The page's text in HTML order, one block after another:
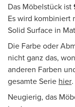
Das Möbelstück ist
Es wird kombiniert
Solid Surface in
Die Farbe oder
nicht ganz das,
anderen Farben
gesamte Serie hier.
Neugierig, das